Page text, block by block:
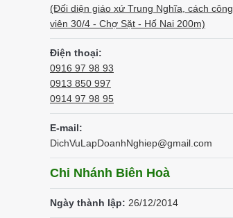
(Đối diện giáo xứ Trung Nghĩa, cách công
viên 30/4 - Chợ Sặt - Hố Nai 200m)
Điện thoại:
0916 97 98 93
0913 850 997
0914 97 98 95
E-mail:
DichVuLapDoanhNghiep@gmail.com
Chi Nhánh Biên Hoà
Ngày thành lập: 26/12/2014